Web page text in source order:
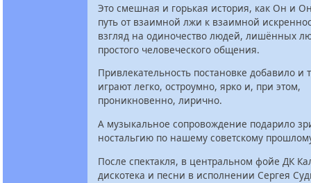
Это смешная и горькая история, как Он и
путь от взаимной лжи к взаимной
взгляд на одиночество людей, лишённых
простого человеческого общения.
Привлекательность постановке добавило и
играют легко, остроумно, ярко и, при этом,
проникновенно, лирично.
А музыкальное сопровождение подарило
ностальгию по нашему советскому
После спектакля, в центральном фойе ДК
дискотека и песни в исполнении Сергея